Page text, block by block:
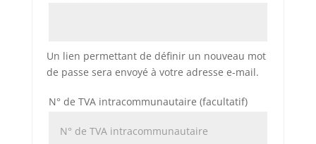
Un lien permettant de définir un nouveau mot
de passe sera envoyé à votre adresse e-mail.
N° de TVA intracommunautaire (facultatif)